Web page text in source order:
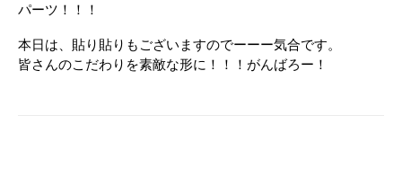
パーツ！！！
本日は、貼り貼りもございますのでーーー気合です。
皆さんのこだわりを素敵な形に！！！がんばろー！